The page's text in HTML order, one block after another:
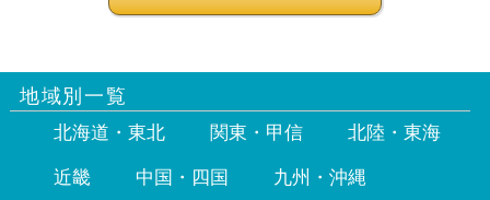
地域別一覧
北海道・東北 関東・甲信 北陸・東海
近畿 中国・四国 九州・沖縄